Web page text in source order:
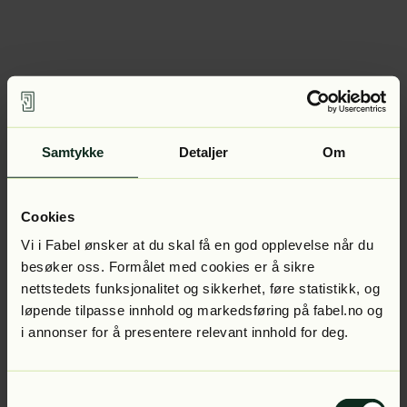
Samtykke Detaljer Om
Cookies
Vi i Fabel ønsker at du skal få en god opplevelse når du
besøker oss. Formålet med cookies er å sikre
nettstedets funksjonalitet og sikkerhet, føre statistikk, og
løpende tilpasse innhold og markedsføring på fabel.no og
i annonser for å presentere relevant innhold for deg.